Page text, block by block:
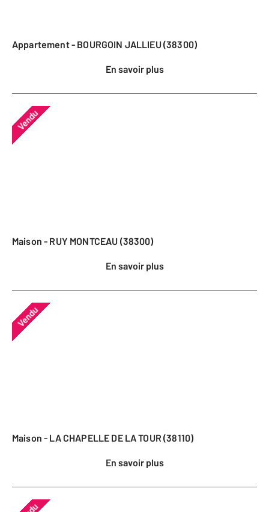
Appartement - BOURGOIN JALLIEU (38300)
En savoir plus
Vendu
Maison - RUY MONTCEAU (38300)
En savoir plus
Vendu
Maison - LA CHAPELLE DE LA TOUR (38110)
En savoir plus